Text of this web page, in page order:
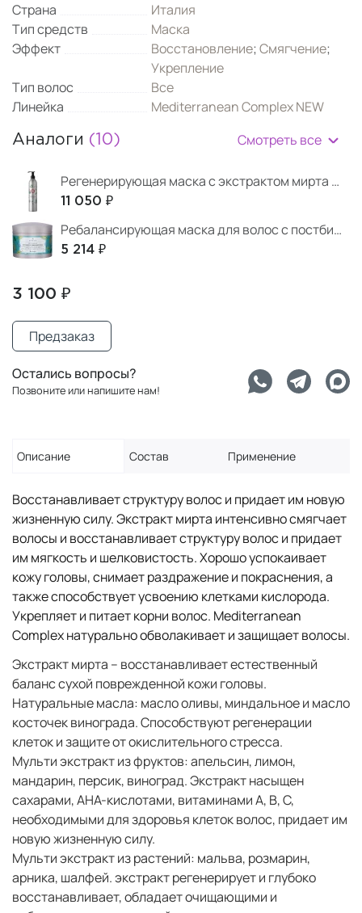
Страна
Италия
Тип средств
Маска
Эффект
Восстановление;Смягчение;
Укрепление
Тип волос
Все
Линейка
Mediterranean Complex NEW
Аналоги (10) Смотреть все
Регенерирующая маска с экстрактом мирта 500 мл
11 050 ₽
Ребалансирующая маска для волос с постбиотиками 500 мл
5 214 ₽
3 100 ₽
Предзаказ
Остались вопросы?
Позвоните или напишите нам!
Описание Состав Применение
Восстанавливает структуру волос и придает им новую
жизненную силу. Экстракт мирта интенсивно смягчает
волосы и восстанавливает структуру волос и придает
им мягкость и шелковистость. Хорошо успокаивает
кожу головы, снимает раздражение и покраснения, а
также способствует усвоению клетками кислорода.
Укрепляет и питает корни волос. Mediterranean
Complex натурально обволакивает и защищает волосы.
Экстракт мирта – восстанавливает естественный
баланс сухой поврежденной кожи головы.
Натуральные масла: масло оливы, миндальное и масло
косточек винограда. Способствуют регенерации
клеток и защите от окислительного стресса.
Мульти экстракт из фруктов: апельсин, лимон,
мандарин, персик, виноград. Экстракт насыщен
сахарами, AHA-кислотами, витаминами A, B, C,
необходимыми для здоровья клеток волос, придает им
новую жизненную силу.
Мульти экстракт из растений: мальва, розмарин,
арника, шалфей. экстракт регенерирует и глубоко
восстанавливает, обладает очищающими и